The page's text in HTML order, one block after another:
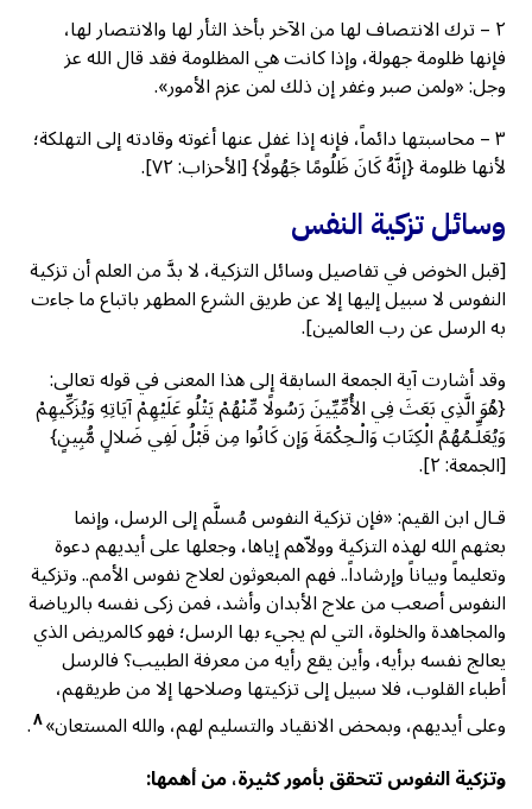
٢ – ترك الانتصاف لها من الآخر بأخذ الثأر لها والانتصار لها،
فإنها ظلومة جهولة، وإذا كانت هي المظلومة فقد قال الله عز
وجل: «ولمن صبر وغفر إن ذلك لمن عزم الأمور».
٣ – محاسبتها دائماً، فإنه إذا غفل عنها أغوته وقادته إلى التهلكة؛
لأنها ظلومة {إنَّهُ كَانَ ظَلُومًا جَهُولًا} [الأحزاب: ٧٢].
وسائل تزكية النفس
[قبل الخوض في تفاصيل وسائل التزكية، لا بدَّ من العلم أن تزكية
النفوس لا سبيل إليها إلا عن طريق الشرع المطهر باتباع ما جاءت
به الرسل عن رب العالمين].
وقد أشارت آية الجمعة السابقة إلى هذا المعنى في قوله تعالى:
{هُوَ الَّذِي بَعَثَ فِي الأُمِّيِّينَ رَسُولًا مِّنْهُمْ يَتْلُو عَلَيْهِمْ آيَاتِهِ وَيُزَكِّيهِمْ
وَيُعَلِّـمُهُمُ الْكِتَابَ وَالْـحِكْمَةَ وَإن كَانُوا مِن قَبْلُ لَفِي ضَلالٍ مُّبِينٍ}
[الجمعة: ٢].
قـال ابن القيم: «فإن تزكية النفوس مُسلَّم إلى الرسل، وإنما
بعثهم الله لهذه التزكية وولاّهم إياها، وجعلها على أيديهم دعوة
وتعليماً وبياناً وإرشاداً.. فهم المبعوثون لعلاج نفوس الأمم.. وتزكية
النفوس أصعب من علاج الأبدان وأشد، فمن زكى نفسه بالرياضة
والمجاهدة والخلوة، التي لم يجيء بها الرسل؛ فهو كالمريض الذي
يعالج نفسه برأيه، وأين يقع رأيه من معرفة الطبيب؟ فالرسل
أطباء القلوب، فلا سبيل إلى تزكيتها وصلاحها إلا من طريقهم،
وعلى أيديهم، وبمحض الانقياد والتسليم لهم، والله المستعان»٨.
وتزكية النفوس تتحقق بأمور كثيرة، من أهمها: